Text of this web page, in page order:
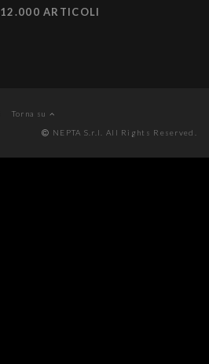
12.000 ARTICOLI
Torna su
NEPTA S.r.l. All Rights Reserved.